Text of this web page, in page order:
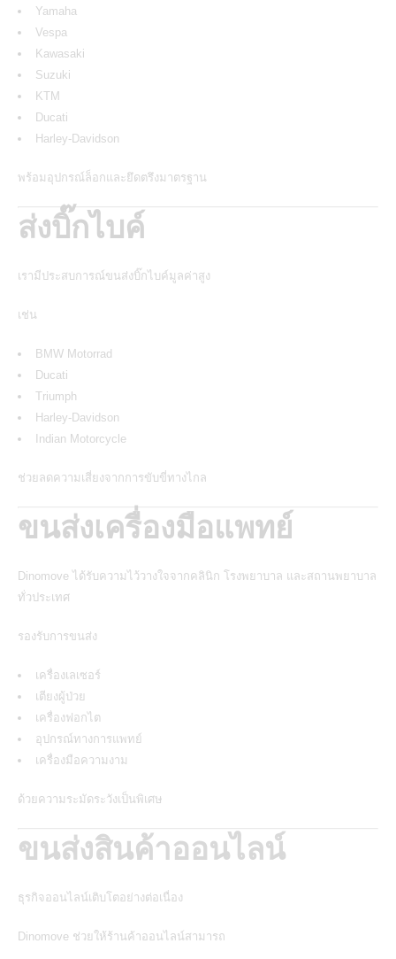
Yamaha
Vespa
Kawasaki
Suzuki
KTM
Ducati
Harley-Davidson
พร้อมอุปกรณ์ล็อกและยึดตรึงมาตรฐาน
ส่งบิ๊กไบค์
เรามีประสบการณ์ขนส่งบิ๊กไบค์มูลค่าสูง
เช่น
BMW Motorrad
Ducati
Triumph
Harley-Davidson
Indian Motorcycle
ช่วยลดความเสี่ยงจากการขับขี่ทางไกล
ขนส่งเครื่องมือแพทย์
Dinomove ได้รับความไว้วางใจจากคลินิก โรงพยาบาล และสถานพยาบาล
ทั่วประเทศ
รองรับการขนส่ง
เครื่องเลเซอร์
เตียงผู้ป่วย
เครื่องฟอกไต
อุปกรณ์ทางการแพทย์
เครื่องมือความงาม
ด้วยความระมัดระวังเป็นพิเศษ
ขนส่งสินค้าออนไลน์
ธุรกิจออนไลน์เติบโตอย่างต่อเนื่อง
Dinomove ช่วยให้ร้านค้าออนไลน์สามารถ